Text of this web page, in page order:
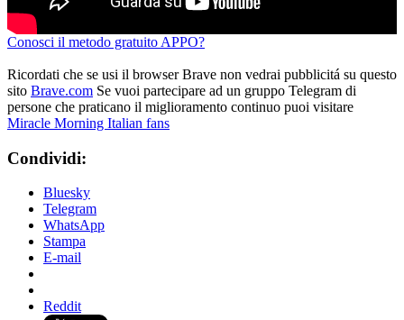
Conosci il metodo gratuito APPO?
Ricordati che se usi il browser Brave non vedrai pubblicitá su questo
sito Brave.com Se vuoi partecipare ad un gruppo Telegram di
persone che praticano il miglioramento continuo puoi visitare
Miracle Morning Italian fans
Condividi:
Bluesky
Telegram
WhatsApp
Stampa
E-mail
Reddit